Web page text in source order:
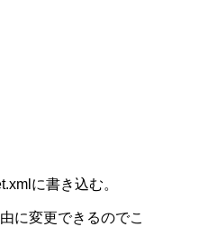
に書き込む。
に変更できるのでこ